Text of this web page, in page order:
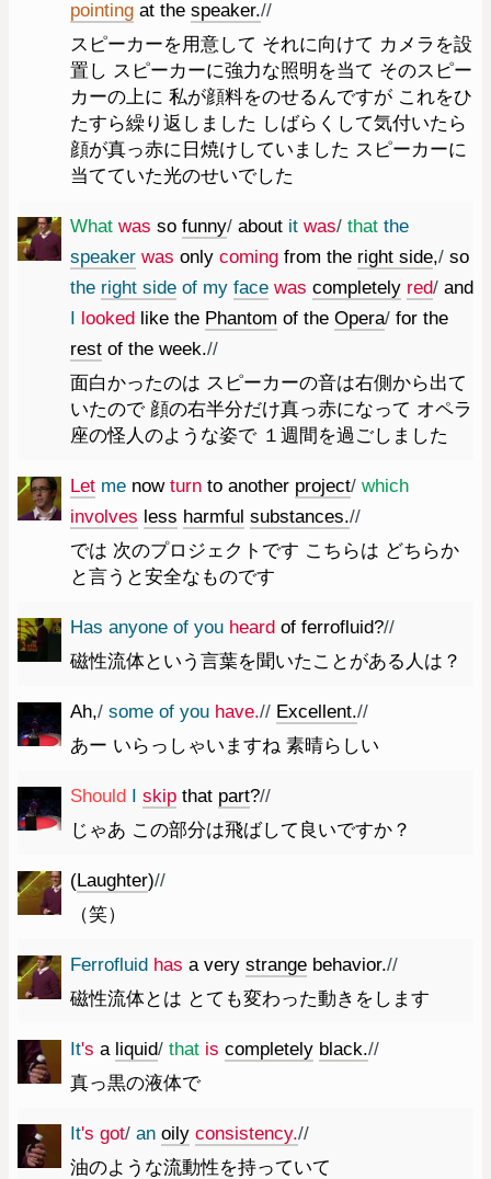
pointing at the speaker.//
スピーカーを用意して それに向けて カメラを設
置し スピーカーに強力な照明を当て そのスピー
カーの上に 私が顔料をのせるんですが これをひ
たすら繰り返しました しばらくして気付いたら
顔が真っ赤に日焼けしていました スピーカーに
当てていた光のせいでした
What was so funny/ about it was/ that the
speaker was only coming from the right side,/ so
the right side of my face was completely red/ and
I looked like the Phantom of the Opera/ for the
rest of the week.//
面白かったのは スピーカーの音は右側から出て
いたので 顔の右半分だけ真っ赤になって オペラ
座の怪人のような姿で １週間を過ごしました
Let me now turn to another project/ which
involves less harmful substances.//
では 次のプロジェクトです こちらは どちらか
と言うと安全なものです
Has anyone of you heard of ferrofluid?//
磁性流体という言葉を聞いたことがある人は？
Ah,/ some of you have.// Excellent.//
あー いらっしゃいますね 素晴らしい
Should I skip that part?//
じゃあ この部分は飛ばして良いですか？
(Laughter)//
（笑）
Ferrofluid has a very strange behavior.//
磁性流体とは とても変わった動きをします
It's a liquid/ that is completely black.//
真っ黒の液体で
It's got/ an oily consistency.//
油のような流動性を持っていて